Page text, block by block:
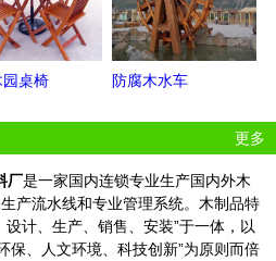
园桌椅 防腐木水车
更多
厂是一家国内连锁专业生产国内外木
产流水线和专业管理系统。木制品特
计、生产、销售、安装”于一体，以
保、人文环境、科技创新”为原则而倍